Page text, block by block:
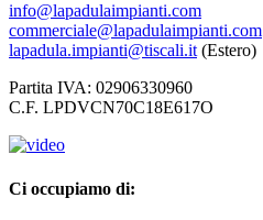
info@lapadulaimpianti.com
commerciale@lapadulaimpianti.com
lapadula.impianti@tiscali.it(Estero)
Partita IVA: 02906330960
C.F. LPDVCN70C18E617O
Ci occupiamo di: